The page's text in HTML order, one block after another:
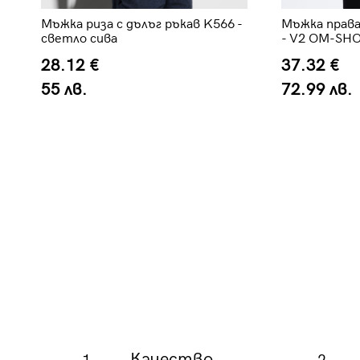
Мъжка риза с дълъг ръкав K566 -
светло сива
28.12 €
55 лв.
Мъжка
- V2 OM-
37.32 €
72.99 лв.